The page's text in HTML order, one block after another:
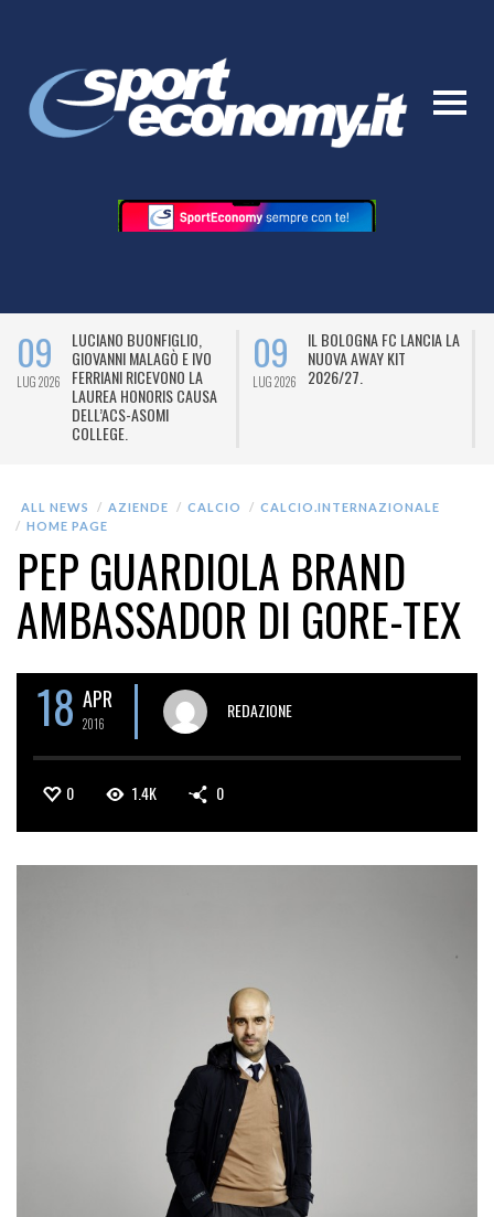
09
LUG 2026
LUCIANO BUONFIGLIO,
GIOVANNI MALAGÒ E IVO
FERRIANI RICEVONO LA
LAUREA HONORIS CAUSA
DELL’ACS-ASOMI
COLLEGE.
09
LUG 2026
IL BOLOGNA FC LANCIA LA
NUOVA AWAY KIT
2026/27.
ALL NEWS AZIENDE CALCIO
CALCIO.INTERNAZIONALE
HOME PAGE
PEP GUARDIOLA BRAND
AMBASSADOR DI GORE-TEX
18 APR
2016
REDAZIONE
0 1.4K 0